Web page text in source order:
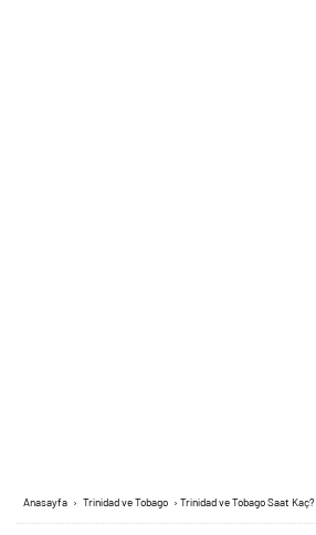
Anasayfa › Trinidad ve Tobago › Trinidad ve Tobago Saat Kaç?